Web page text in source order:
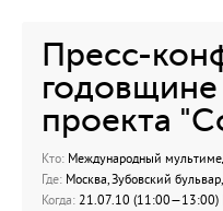
Пресс-
проекта
Кто: Международный
Где: Москва, Зубовский
Когда: 21.07.10 (11:00—13:00)